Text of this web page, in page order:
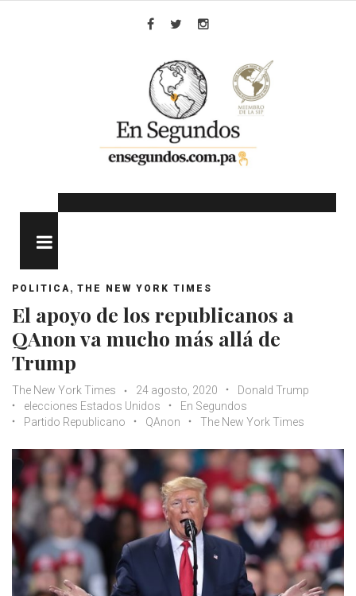
POLITICA, THE NEW YORK TIMES
El apoyo de los republicanos a
QAnon va mucho más allá de
Trump
The New York Times 24 agosto, 2020
Donald Trump
elecciones Estados Unidos
En Segundos
Partido Republicano
QAnon The New York Times